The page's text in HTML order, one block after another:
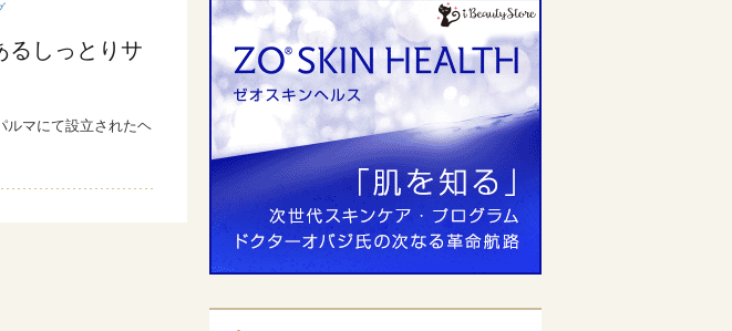
るしっとりサ
ルマにて設立されたヘ